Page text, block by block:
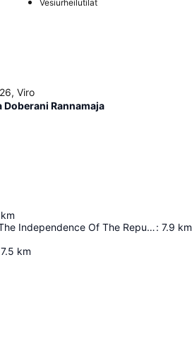
Vesiurheilutilat
Viro
Rannamaja
km
Monument To Declaring The Independence Of The Republic Of Estonia: 7.9 km
km